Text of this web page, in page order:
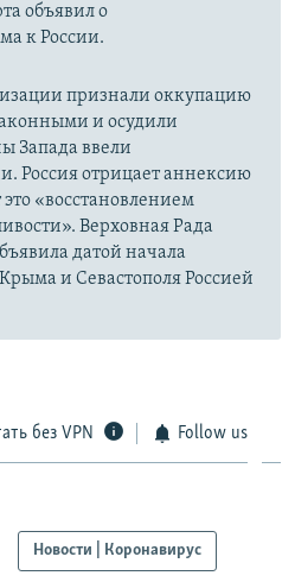
объявил о
к России.
признали оккупацию
и осудили
Запада ввели
Россия отрицает аннексию
«восстановлением
Верховная Рада
датой начала
и Севастополя Россией
без VPN Follow us
Новости | Коронавирус